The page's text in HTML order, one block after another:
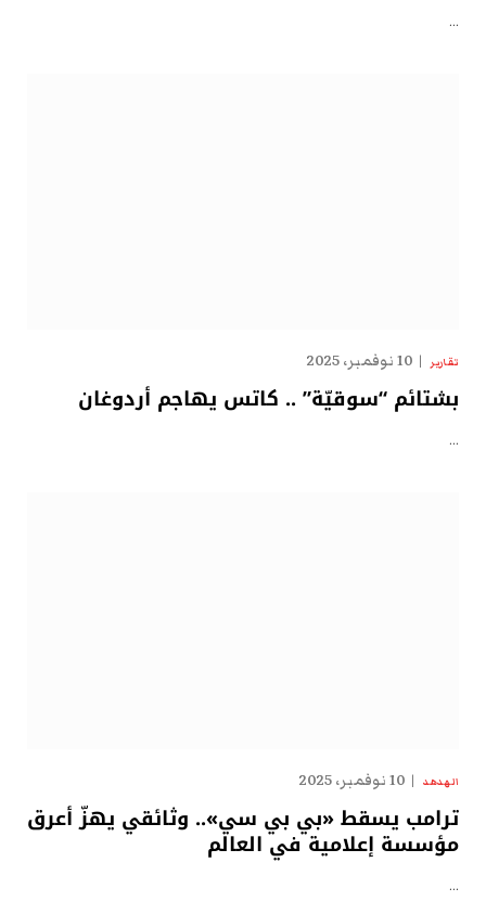
…
تقارير 10 نوفمبر، 2025
بشتائم “سوقيّة” .. كاتس يهاجم أردوغان
…
الهدهد 10 نوفمبر، 2025
ترامب يسقط «بي بي سي».. وثائقي يهزّ أعرق
مؤسسة إعلامية في العالم
…